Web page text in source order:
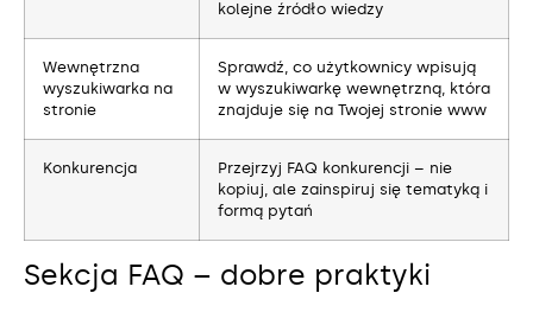
kolejne źródło wiedzy
Wewnętrzna
wyszukiwarka na
stronie
Sprawdź, co użytkownicy wpisują
w wyszukiwarkę wewnętrzną, która
znajduje się na Twojej stronie www
Konkurencja
Przejrzyj FAQ konkurencji – nie
kopiuj, ale zainspiruj się tematyką i
formą pytań
Sekcja FAQ – dobre praktyki